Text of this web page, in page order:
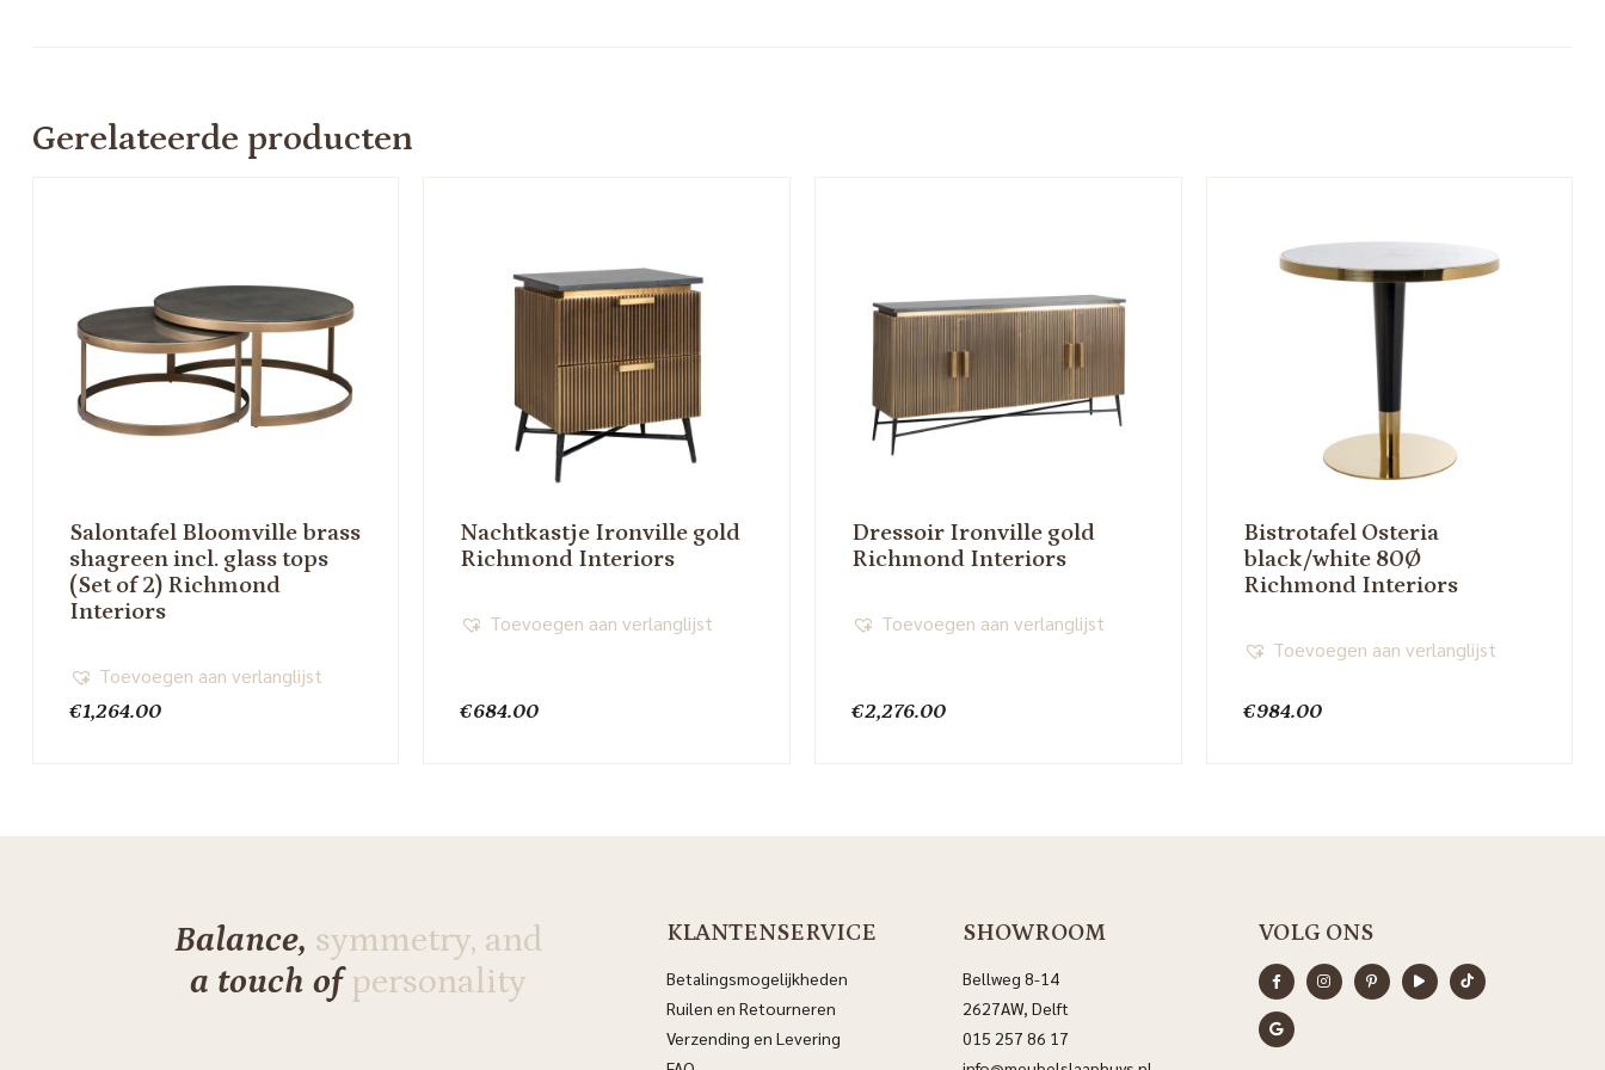
Gerelateerde producten
Salontafel Bloomville brass
shagreen incl. glass tops
(Set of 2) Richmond
Interiors
€1,264.00
Toevoegen aan verlanglijst
Nachtkastje Ironville gold
Richmond Interiors
€684.00
Toevoegen aan verlanglijst
Dressoir Ironville gold
Richmond Interiors
€2,276.00
Toevoegen aan verlanglijst
Bistrotafel Osteria
black/white 80Ø
Richmond Interiors
€984.00
Toevoegen aan verlanglijst
Balance, symmetry, and
a touch ofpersonality
KLANTENSERVICE
Betalingsmogelijkheden
Ruilen en Retourneren
Verzending en Levering
SHOWROOM
Bellweg 8-14
2627AW, Delft
015 257 86 17
VOLG ONS